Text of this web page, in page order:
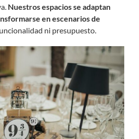
Nuestros espacios se adaptan
en escenarios de
ni presupuesto.